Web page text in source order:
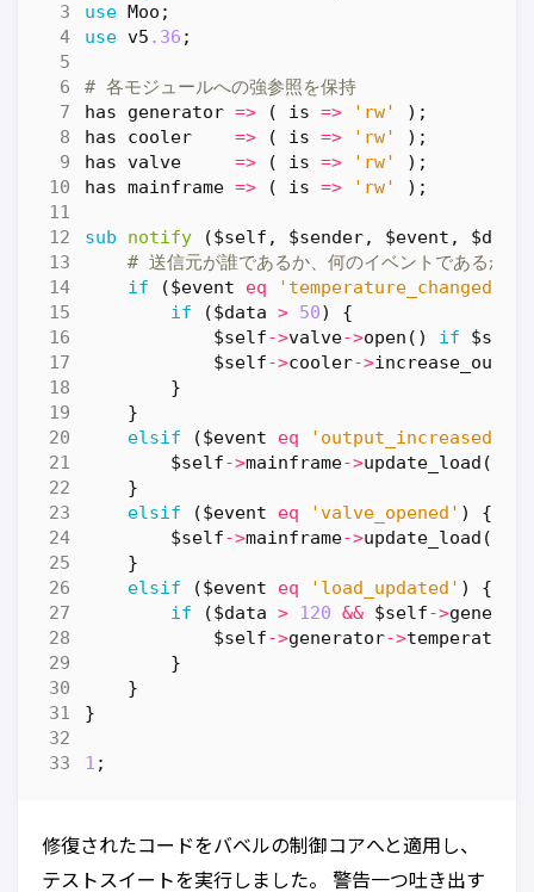
use Moo ;
use v5 .36 ;
# 各モジュールへの強参照を保持
has
generator => ( is => 'rw'
);
has
cooler => ( is => 'rw'
);
has valve => ( is => 'rw'
);
has mainframe => ( is => 'rw' );
sub notify
($self, $sender, $event,
# 送信元が誰であるか、何のイベントであるかに
if
($event eq 'temperature_changed'
if
($data > 50)
{
$self->valve->open () if $self
$self->cooler->
}
}
elsif
($event eq 'output_increased'
$self->mainframe->update_load (
}
elsif
($event eq 'valve_opened' )
{
$self->mainframe->update_load (
}
elsif
($event eq 'load_updated' )
{
if
($data > 120 && $self->
$self->generator->temperature
}
}
}
1 ;
修復されたコードをバベルの制御コアへと適用し、
テストスイートを実行しました。 警告一つ吐き出す